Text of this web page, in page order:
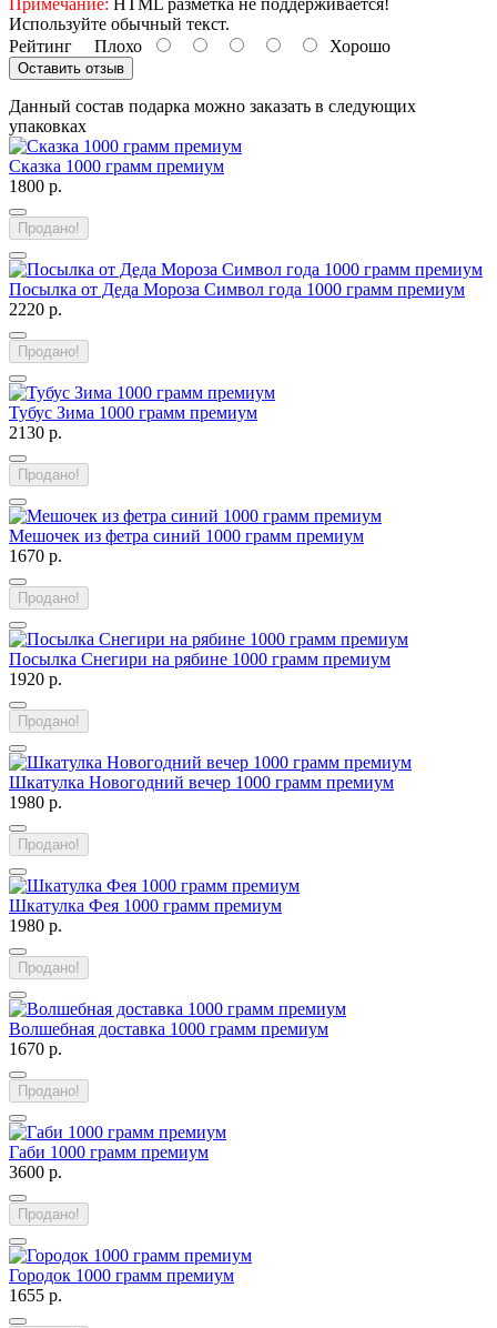
Примечание: HTML разметка не поддерживается!
Используйте обычный текст.
Рейтинг Плохо Хорошо
Оставить отзыв
Данный состав подарка можно заказать в следующих
упаковках
Сказка 1000 грамм премиум
1800 р.
Продано!
Посылка от Деда Мороза Символ года 1000 грамм премиум
2220 р.
Продано!
Тубус Зима 1000 грамм премиум
2130 р.
Продано!
Мешочек из фетра синий 1000 грамм премиум
1670 р.
Продано!
Посылка Снегири на рябине 1000 грамм премиум
1920 р.
Продано!
Шкатулка Новогодний вечер 1000 грамм премиум
1980 р.
Продано!
Шкатулка Фея 1000 грамм премиум
1980 р.
Продано!
Волшебная доставка 1000 грамм премиум
1670 р.
Продано!
Габи 1000 грамм премиум
3600 р.
Продано!
Городок 1000 грамм премиум
1655 р.